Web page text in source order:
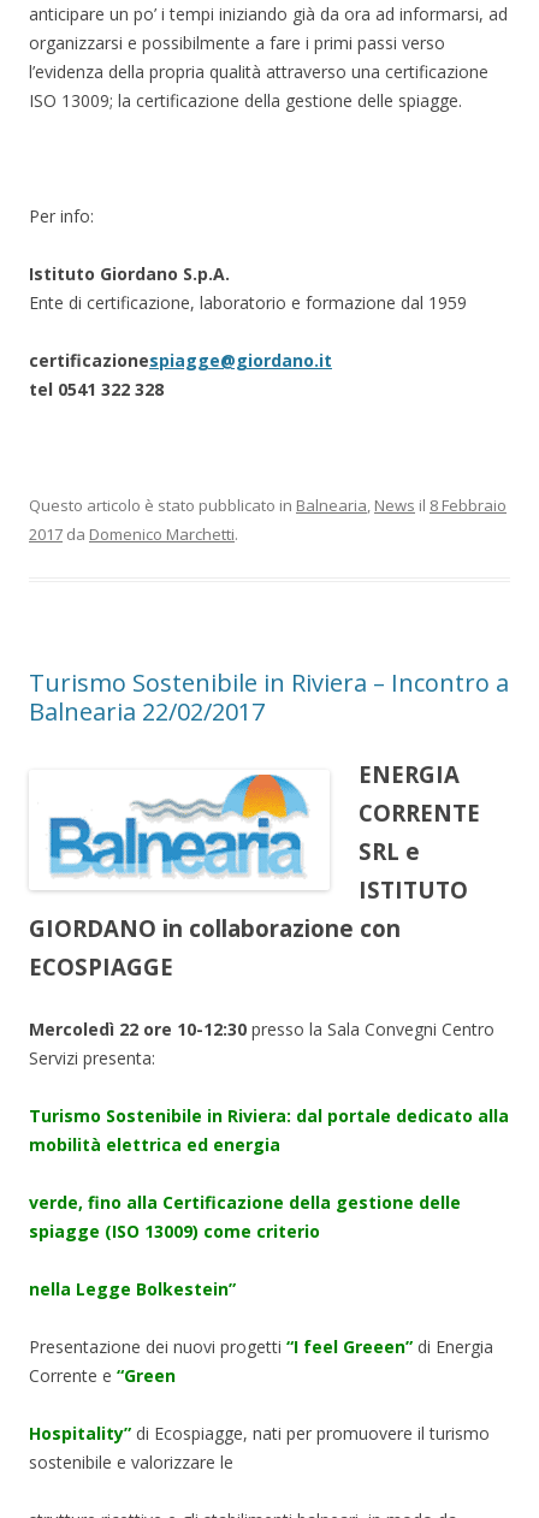
anticipare un po’ i tempi iniziando già da ora ad informarsi, ad
organizzarsi e possibilmente a fare i primi passi verso
l’evidenza della propria qualità attraverso una certificazione
ISO 13009; la certificazione della gestione delle spiagge.
Per info:
Istituto Giordano S.p.A.
Ente di certificazione, laboratorio e formazione dal 1959
certificazionespiagge@giordano.it
tel 0541 322 328
Questo articolo è stato pubblicato in Balnearia, News il 8 Febbraio
2017 da Domenico Marchetti.
Turismo Sostenibile in Riviera – Incontro a
Balnearia 22/02/2017
ENERGIA
CORRENTE
SRL e
ISTITUTO
GIORDANO in collaborazione con
ECOSPIAGGE
Mercoledì 22 ore 10-12:30 presso la Sala Convegni Centro
Servizi presenta:
Turismo Sostenibile in Riviera: dal portale dedicato alla
mobilità elettrica ed energia
verde, fino alla Certificazione della gestione delle
spiagge (ISO 13009) come criterio
nella Legge Bolkestein”
Presentazione dei nuovi progetti “I feel Greeen” di Energia
Corrente e “Green
Hospitality” di Ecospiagge, nati per promuovere il turismo
sostenibile e valorizzare le